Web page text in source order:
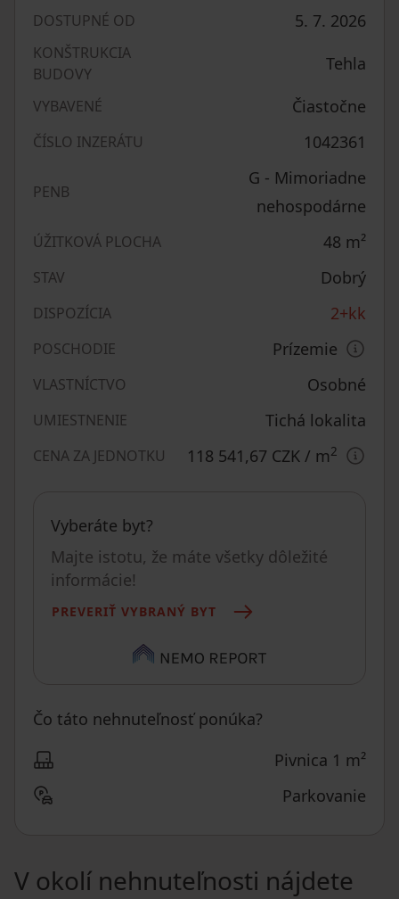
DOSTUPNÉ OD 5. 7. 2026
KONŠTRUKCIA
BUDOVY
Tehla
VYBAVENÉ Čiastočne
ČÍSLO INZERÁTU 1042361
PENB
G - Mimoriadne
nehospodárne
ÚŽITKOVÁ PLOCHA 48 m²
STAV Dobrý
DISPOZÍCIA 2+kk
POSCHODIE Prízemie
VLASTNÍCTVO Osobné
UMIESTNENIE Tichá lokalita
CENA ZA JEDNOTKU 118 541,67 CZK / m2
Vyberáte byt?
Majte istotu, že máte všetky dôležité
informácie!
PREVERIŤ VYBRANÝ BYT
Čo táto nehnuteľnosť ponúka?
Pivnica 1 m²
Parkovanie
V okolí nehnuteľnosti nájdete